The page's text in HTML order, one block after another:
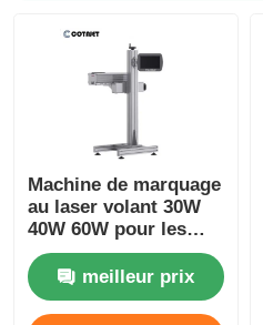
Machine de marquage
au laser volant 30W
40W 60W pour les
produits
électroniques /
pharmaceutiques
meilleur prix